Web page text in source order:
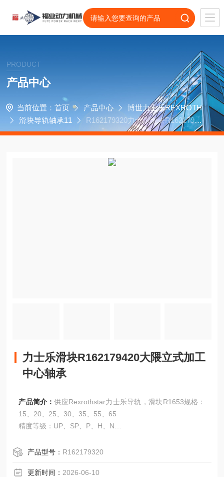
PRODUCT
产品中心
当前位置： 首页 产品中心
博世力士乐REXROTH
滑块导轨轴承11
R162179320力士乐滑块R16217942
0大隈立式加工中心轴承
力士乐滑块R162179420大隈立式加工
中心轴承
产品简介：供应Rexrothstar力士乐导轨，滑块R1653规格：
15、20、25、30、35、55、65
精度等级：UP、SP、P、H、N
产品型号： R162179320
更新时间： 2026-06-10